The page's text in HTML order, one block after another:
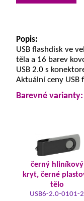
Popis:
USB flashdisk ve
těla a 16 barev
USB 2.0 s
Aktuální ceny USB
Barevné varianty:
černý hliníkový
kryt, černé
tělo
USB6-2.0-0101-2